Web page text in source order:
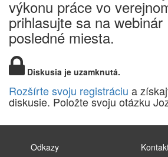
výkonu práce vo
prihlasujte sa na webinár
posledné miesta.
Diskusia je uzamknutá.
Rozšírte svoju registráciu a
diskusie. Položte svoju otázku
Odkazy